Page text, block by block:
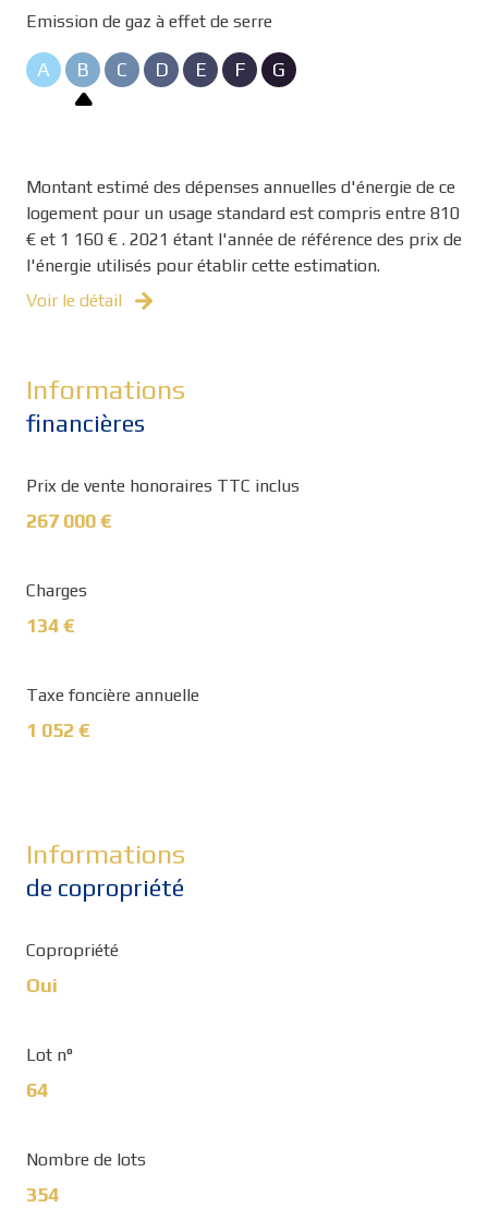
Emission de gaz à effet de serre
A B C D E F G
Montant estimé des dépenses annuelles d'énergie de ce
logement pour un usage standard est compris entre 810
€ et 1 160 € . 2021 étant l'année de référence des prix de
l'énergie utilisés pour établir cette estimation.
Voir le détail
Informations
financières
Prix de vente honoraires TTC inclus
267 000 €
Charges
134 €
Taxe foncière annuelle
1 052 €
Informations
de copropriété
Copropriété
Oui
Lot n°
64
Nombre de lots
354